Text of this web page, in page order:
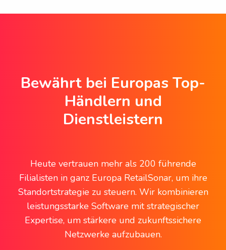
Bewährt bei Europas Top-
Händlern und
Dienstleistern
Heute vertrauen mehr als 200 führende
Filialisten in ganz Europa RetailSonar, um ihre
Standortstrategie zu steuern. Wir kombinieren
leistungsstarke Software mit strategischer
Expertise, um stärkere und zukunftssichere
Netzwerke aufzubauen.